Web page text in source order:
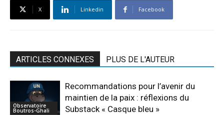
X Linkedin Facebook
ARTICLES CONNEXES PLUS DE L'AUTEUR
Observatoire
Boutros-Ghali
Recommandations pour l’avenir du
maintien de la paix : réflexions du
Substack « Casque bleu »